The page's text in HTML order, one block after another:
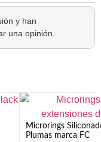
y han
una opinión.
Microrings
Plumas marca FC